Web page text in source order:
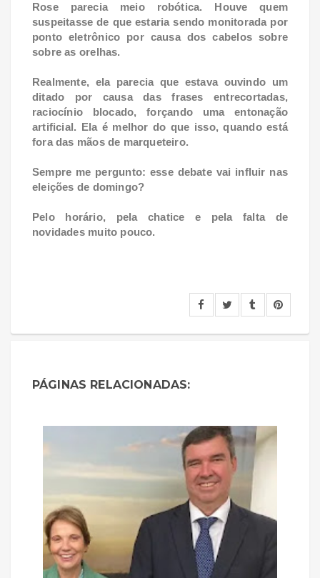
Rose parecia meio robótica. Houve quem
suspeitasse de que estaria sendo monitorada por
ponto eletrônico por causa dos cabelos sobre
sobre as orelhas.
Realmente, ela parecia que estava ouvindo um
ditado por causa das frases entrecortadas,
raciocínio blocado, forçando uma entonação
artificial. Ela é melhor do que isso, quando está
fora das mãos de marqueteiro.
Sempre me pergunto: esse debate vai influir nas
eleições de domingo?
Pelo horário, pela chatice e pela falta de
novidades muito pouco.
PÁGINAS RELACIONADAS: